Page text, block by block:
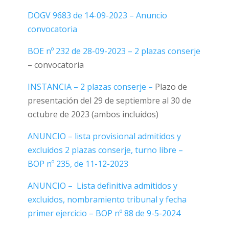
DOGV 9683 de 14-09-2023 – Anuncio
convocatoria
BOE nº 232 de 28-09-2023 – 2 plazas conserje
– convocatoria
INSTANCIA – 2 plazas conserje – Plazo de
presentación del 29 de septiembre al 30 de
octubre de 2023 (ambos incluidos)
ANUNCIO – lista provisional admitidos y
excluidos 2 plazas conserje, turno libre –
BOP nº 235, de 11-12-2023
ANUNCIO – Lista definitiva admitidos y
excluidos, nombramiento tribunal y fecha
primer ejercicio – BOP nº 88 de 9-5-2024